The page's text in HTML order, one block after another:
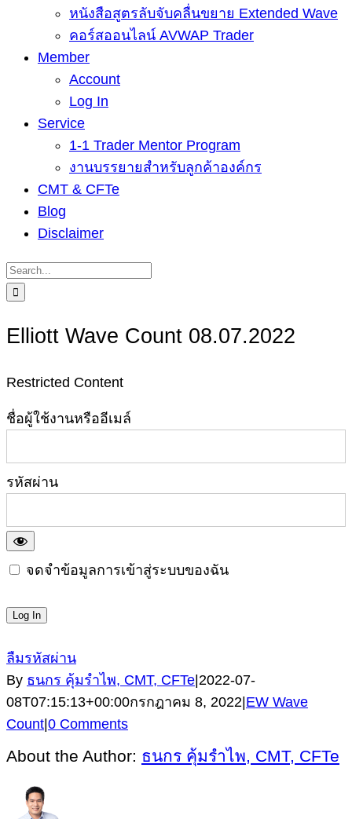
หนังสือสูตรลับจับคลื่นขยาย Extended Wave
คอร์สออนไลน์ AVWAP Trader
Member
Account
Log In
Service
1-1 Trader Mentor Program
งานบรรยายสำหรับลูกค้าองค์กร
CMT & CFTe
Blog
Disclaimer
Search
for:
Elliott Wave Count 08.07.2022
Restricted Content
ชื่อผู้ใช้งานหรืออีเมล์
รหัสผ่าน
จดจำข้อมูลการเข้าสู่ระบบของฉัน
ลืมรหัสผ่าน
By ธนกร คุ้มรำไพ, CMT, CFTe|2022-07-
08T07:15:13+00:00กรกฎาคม 8, 2022|EW Wave
Count|0 Comments
About the Author: ธนกร คุ้มรำไพ, CMT, CFTe